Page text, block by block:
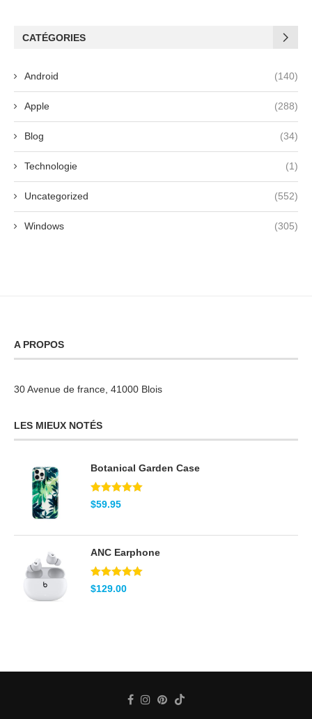
CATÉGORIES
Android (140)
Apple (288)
Blog (34)
Technologie (1)
Uncategorized (552)
Windows (305)
A PROPOS
30 Avenue de france, 41000 Blois
LES MIEUX NOTÉS
Botanical Garden Case
Note5.00
sur 5
$59.95
ANC Earphone
Note5.00
sur 5
$129.00